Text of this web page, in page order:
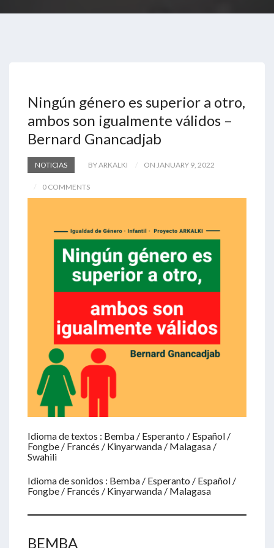
Ningún género es superior a otro,
ambos son igualmente válidos –
Bernard Gnancadjab
NOTICIAS BY ARKALKI ON JANUARY 9, 2022
0 COMMENTS
Idioma de textos : Bemba / Esperanto / Español /
Fongbe / Francés / Kinyarwanda / Malagasa /
Swahili
Idioma de sonidos : Bemba / Esperanto / Español /
Fongbe / Francés / Kinyarwanda / Malagasa
BEMBA